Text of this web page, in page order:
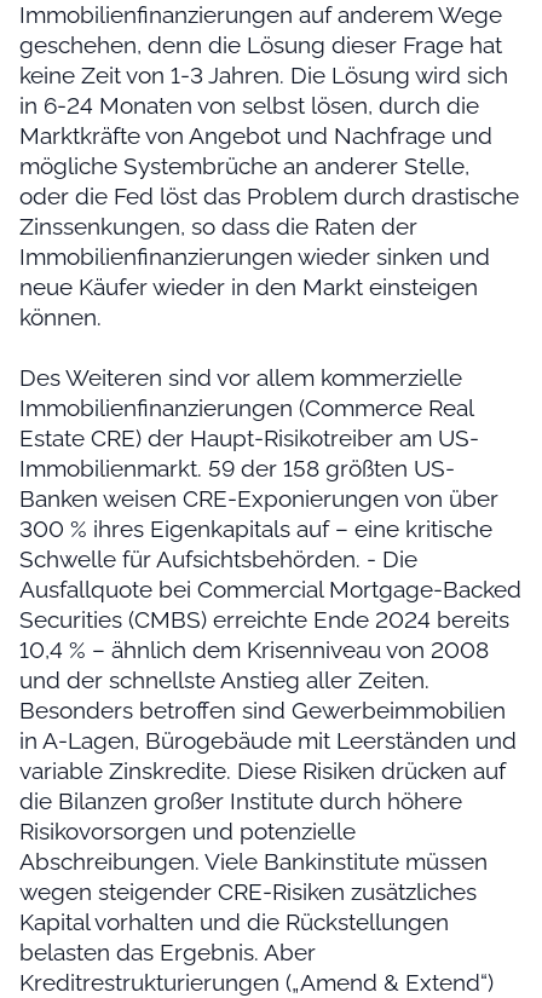
Immobilienfinanzierungen auf anderem Wege
geschehen, denn die Lösung dieser Frage hat
keine Zeit von 1-3 Jahren. Die Lösung wird sich
in 6-24 Monaten von selbst lösen, durch die
Marktkräfte von Angebot und Nachfrage und
mögliche Systembrüche an anderer Stelle,
oder die Fed löst das Problem durch drastische
Zinssenkungen, so dass die Raten der
Immobilienfinanzierungen wieder sinken und
neue Käufer wieder in den Markt einsteigen
können.
Des Weiteren sind vor allem kommerzielle
Immobilienfinanzierungen (Commerce Real
Estate CRE) der Haupt-Risikotreiber am US-
Immobilienmarkt. 59 der 158 größten US-
Banken weisen CRE-Exponierungen von über
300 % ihres Eigenkapitals auf – eine kritische
Schwelle für Aufsichtsbehörden. - Die
Ausfallquote bei Commercial Mortgage-Backed
Securities (CMBS) erreichte Ende 2024 bereits
10,4 % – ähnlich dem Krisenniveau von 2008
und der schnellste Anstieg aller Zeiten.
Besonders betroffen sind Gewerbeimmobilien
in A-Lagen, Bürogebäude mit Leerständen und
variable Zinskredite. Diese Risiken drücken auf
die Bilanzen großer Institute durch höhere
Risikovorsorgen und potenzielle
Abschreibungen. Viele Bankinstitute müssen
wegen steigender CRE-Risiken zusätzliches
Kapital vorhalten und die Rückstellungen
belasten das Ergebnis. Aber
Kreditrestrukturierungen („Amend & Extend“)